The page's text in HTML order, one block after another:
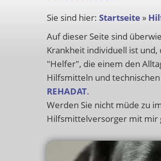
Sie sind hier: Startseite »
Auf dieser Seite sind
Krankheit individuell ist
"Helfer", die einem den
Hilfsmitteln und
REHADAT.
Werden Sie nicht müde zu
Hilfsmittelversorger mit mir